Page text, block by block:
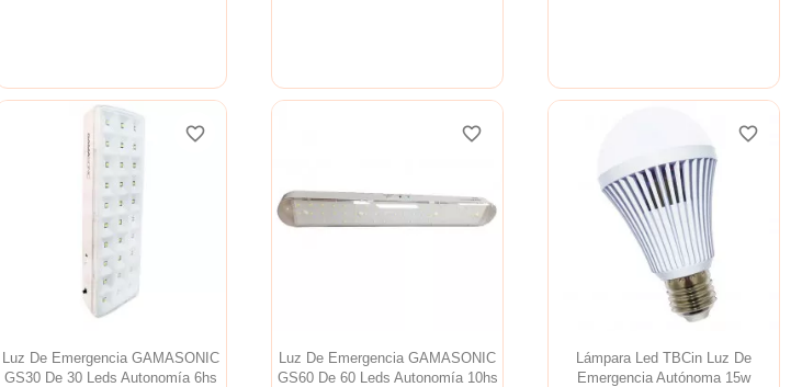
Luz De Emergencia GAMASONIC
GS30 De 30 Leds Autonomía 6hs
favorite_border
favorite_border
Luz De Emergencia GAMASONIC
GS60 De 60 Leds Autonomía 10hs
favorite_border
favorite_border
Lámpara Led TBCin Luz De
Emergencia Autónoma 15w
favorite_border
favorite_border